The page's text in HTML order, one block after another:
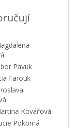
Pavuk
Farouk
Kovářová
Pokorná